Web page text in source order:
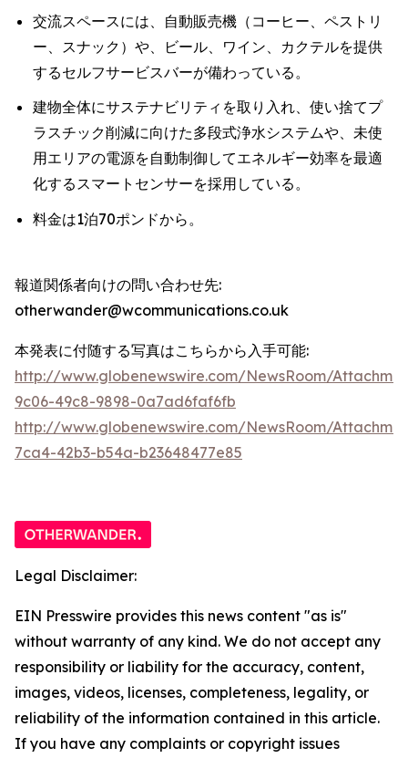
交流スペースには、自動販売機（コーヒー、ペストリ
ー、スナック）や、ビール、ワイン、カクテルを提供
するセルフサービスバーが備わっている。
建物全体にサステナビリティを取り入れ、使い捨てプ
ラスチック削減に向けた多段式浄水システムや、未使
用エリアの電源を自動制御してエネルギー効率を最適
化するスマートセンサーを採用している。
料金は1泊70ポンドから。
報道関係者向けの問い合わせ先:
otherwander@wcommunications.co.uk
本発表に付随する写真はこちらから入手可能:
http://www.globenewswire.com/NewsRoom/
9c06-49c8-9898-0a7ad6faf6fb
http://www.globenewswire.com/NewsRoom/
7ca4-42b3-b54a-b23648477e85
Legal Disclaimer:
EIN Presswire provides this news content "as is"
without warranty of any kind. We do not accept any
responsibility or liability for the accuracy, content,
images, videos, licenses, completeness, legality, or
reliability of the information contained in this article.
If you have any complaints or copyright issues